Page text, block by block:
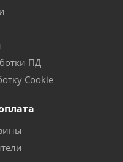
ПД
Cookie